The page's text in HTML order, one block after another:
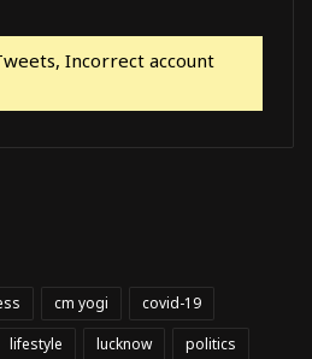
Incorrect account
cm yogi
covid-19
lifestyle lucknow politics